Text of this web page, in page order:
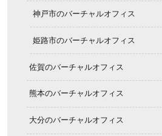
神戸市のバーチャルオフィス
姫路市のバーチャルオフィス
佐賀のバーチャルオフィス
熊本のバーチャルオフィス
大分のバーチャルオフィス